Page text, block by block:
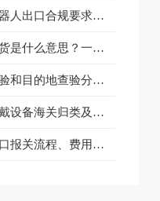
清洁机器人出口合规要求、流程与注意事项全解析
空运平货是什么意思？一文讲清计费规则及与重货、泡货的区别
属地查验和目的地查验分别是什么？一文看懂两者区别
智能穿戴设备海关归类及出口合规指南
陆运出口报关流程、费用及核心文件全解析